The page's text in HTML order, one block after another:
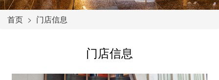
首页 门店信息
门店信息